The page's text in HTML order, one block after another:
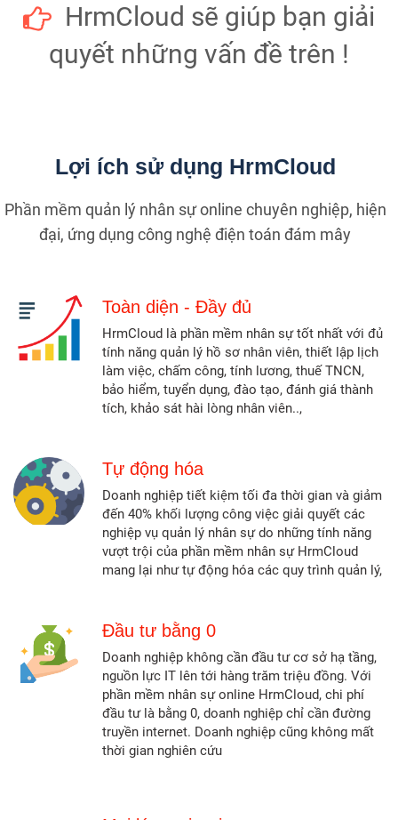
HrmCloud sẽ giúp bạn giải
quyết những vấn đề trên !
Lợi ích sử dụng HrmCloud
Phần mềm quản lý nhân sự online chuyên nghiệp, hiện
đại, ứng dụng công nghệ điện toán đám mây
Toàn diện - Đầy đủ
HrmCloud là phần mềm nhân sự tốt nhất với đủ
tính năng quản lý hồ sơ nhân viên, thiết lập lịch
làm việc, chấm công, tính lương, thuế TNCN,
bảo hiểm, tuyển dụng, đào tạo, đánh giá thành
tích, khảo sát hài lòng nhân viên..,
Tự động hóa
Doanh nghiệp tiết kiệm tối đa thời gian và giảm
đến 40% khối lượng công việc giải quyết các
nghiệp vụ quản lý nhân sự do những tính năng
vượt trội của phần mềm nhân sự HrmCloud
mang lại như tự động hóa các quy trình quản lý,
Đầu tư bằng 0
Doanh nghiệp không cần đầu tư cơ sở hạ tầng,
nguồn lực IT lên tới hàng trăm triệu đồng. Với
phần mềm nhân sự online HrmCloud, chi phí
đầu tư là bằng 0, doanh nghiệp chỉ cần đường
truyền internet. Doanh nghiệp cũng không mất
thời gian nghiên cứu